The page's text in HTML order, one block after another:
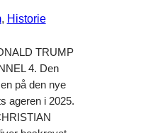
, Historie
TRUMP
4. Den
på den nye
ageren i 2025.